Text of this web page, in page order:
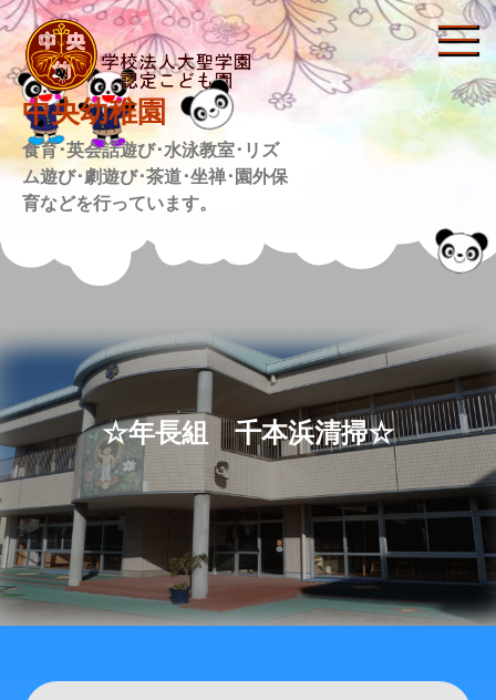
Skip
to
content
中央幼稚園
食育･英会話遊び･水泳教室･リズ
ム遊び･劇遊び･茶道･坐禅･園外保
育などを行っています。
☆年長組 千本浜清掃☆